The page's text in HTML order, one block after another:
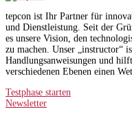
tepcon ist Ihr Partner für
und Dienstleistung. Seit der
es unsere Vision, den
zu machen. Unser „instructor“
Handlungsanweisungen und
verschiedenen Ebenen einen
Testphase starten
Newsletter